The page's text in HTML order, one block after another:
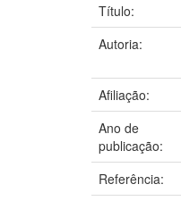
Título:
Autoria:
Afiliação:
Ano de
publicação:
Referência: